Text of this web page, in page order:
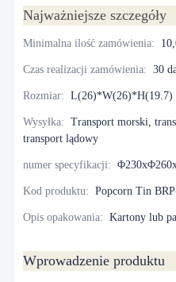
Najważniejsze szczegóły
Minimalna ilość zamówienia:
Czas realizacji zamówienia: 30
Rozmiar: L(26)*W(26)*H(19.7)
Wysyłka: Transport morski,
transport lądowy
numer specyfikacji:
Kod produktu: Popcorn Tin
Opis opakowania: Kartony lub
Wprowadzenie produktu